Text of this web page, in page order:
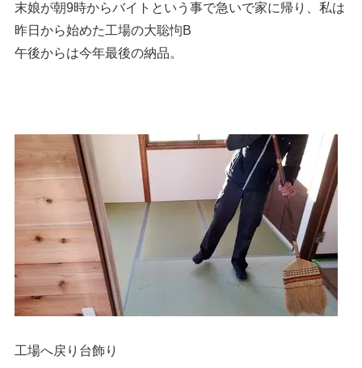
末娘が朝9時からバイトという事で急いで家に帰り、私は
昨日から始めた工場の大聡怐B
午後からは今年最後の納品。
工場へ戻り台飾り